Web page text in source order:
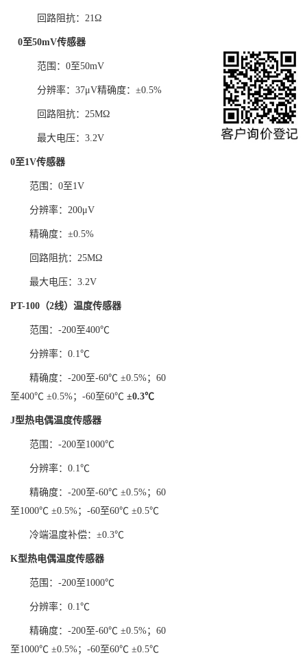
回路阻抗：21Ω
0至50mV传感器
范围：0至50mV
分辨率：37μV精确度：±0.5%
回路阻抗：25MΩ
最大电压：3.2V
0至1V传感器
范围：0至1V
分辨率：200μV
精确度：±0.5%
回路阻抗：25MΩ
最大电压：3.2V
PT-100 （2线）温度传感器
范围：-200至400℃
分辨率：0.1℃
精确度：-200至-60℃ ±0.5%；60
至400℃ ±0.5%；-60至60℃ ±0.3℃
J型热电偶温度传感器
范围：-200至1000℃
分辨率：0.1℃
精确度：-200至-60℃ ±0.5%；60
至1000℃ ±0.5%；-60至60℃ ±0.5℃
冷端温度补偿：±0.3℃
K型热电偶温度传感器
范围：-200至1000℃
分辨率：0.1℃
精确度：-200至-60℃ ±0.5%；60
至1000℃ ±0.5%；-60至60℃ ±0.5℃